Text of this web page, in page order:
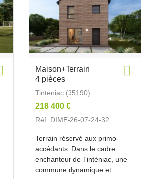
Maison+Terrain
4 pièces
Tinteniac (35190)
218 400 €
Réf. DIME-26-07-24-32
Terrain réservé aux primo-
accédants. Dans le cadre
enchanteur de Tinténiac, une
commune dynamique et...